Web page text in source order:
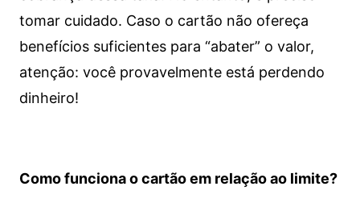
tomar cuidado. Caso o cartão não ofereça
benefícios suficientes para “abater” o valor,
atenção: você provavelmente está perdendo
dinheiro!
Como funciona o cartão em relação ao limite?